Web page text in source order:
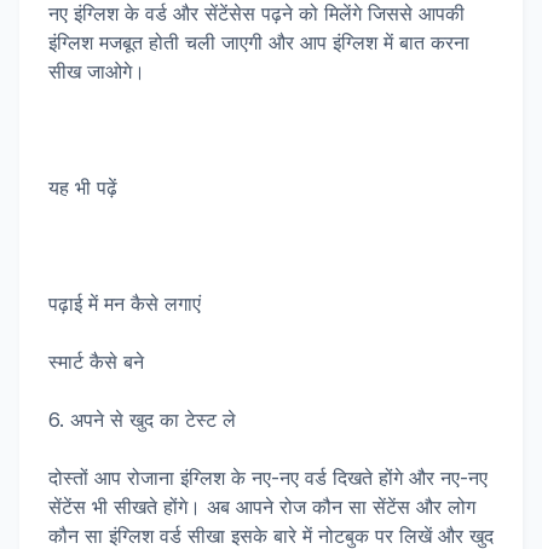
नए इंग्लिश के वर्ड और सेंटेंसेस पढ़ने को मिलेंगे जिससे आपकी
इंग्लिश मजबूत होती चली जाएगी और आप इंग्लिश में बात करना
सीख जाओगे।
यह भी पढ़ें
पढ़ाई में मन कैसे लगाएं
स्मार्ट कैसे बने
6. अपने से खुद का टेस्ट ले
दोस्तों आप रोजाना इंग्लिश के नए-नए वर्ड दिखते होंगे और नए-नए
सेंटेंस भी सीखते होंगे। अब आपने रोज कौन सा सेंटेंस और लोग
कौन सा इंग्लिश वर्ड सीखा इसके बारे में नोटबुक पर लिखें और खुद